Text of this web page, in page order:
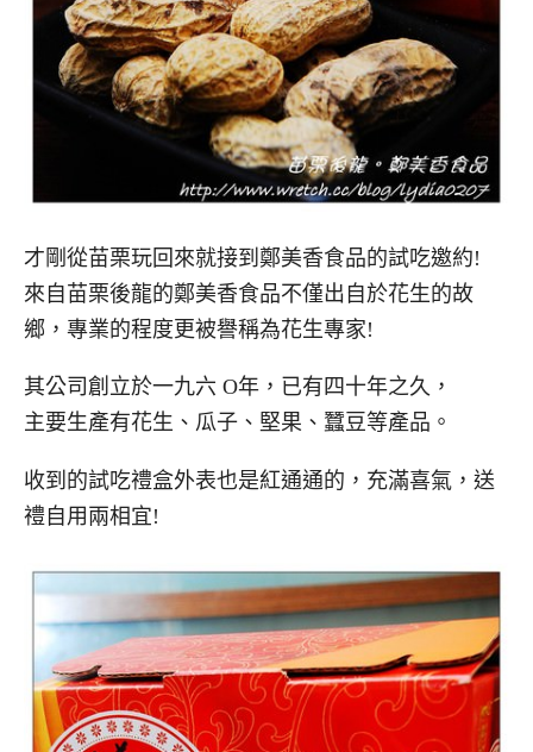
才剛從苗栗玩回來就接到鄭美香食品的試吃邀約!
來自苗栗後龍的鄭美香食品不僅出自於花生的故
鄉，專業的程度更被譽稱為花生專家!
其公司創立於一九六 O年，已有四十年之久，
主要生產有花生、瓜子、堅果、蠶豆等產品。
收到的試吃禮盒外表也是紅通通的，充滿喜氣，送
禮自用兩相宜!